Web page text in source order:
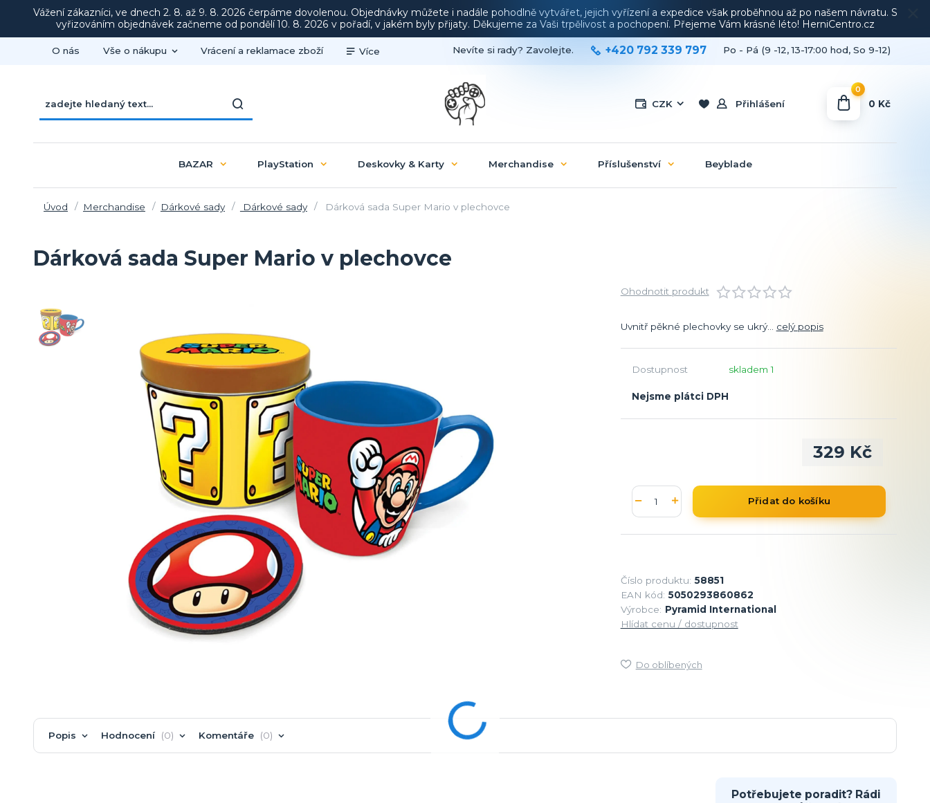
Vážení zákazníci, ve dnech 2. 8. až 9. 8. 2026 čerpáme dovolenou. Objednávky můžete i nadále pohodlně vytvářet, jejich vyřízení a expedice však proběhnou až po našem návratu. S
vyřizováním objednávek začneme od pondělí 10. 8. 2026 v pořadí, v jakém byly přijaty. Děkujeme za Vaši trpělivost a pochopení. Přejeme Vám krásné léto! HerniCentro.cz
O nás Vše o nákupu Vrácení a reklamace zboží Více
CZK Přihlášení
Nevíte si rady? Zavolejte. +420 792 339 797 Po - Pá (9 -12, 13-17:00 hod, So 9-12)
0
0 Kč
BAZAR PlayStation Deskovky & Karty Merchandise Příslušenství Beyblade
Úvod Merchandise Dárkové sady Dárkové sady Dárková sada Super Mario v plechovce
Dárková sada Super Mario v plechovce
Ohodnotit produkt
Uvnitř pěkné plechovky se ukrý... celý popis
Dostupnost skladem 1
Nejsme plátci DPH
329 Kč
Přidat do košíku
Číslo produktu: 58851
EAN kód: 5050293860862
Výrobce: Pyramid International
Hlídat cenu / dostupnost
Do oblíbených
Popis Hodnocení 0 Komentáře 0
Potřebujete poradit? Rádi